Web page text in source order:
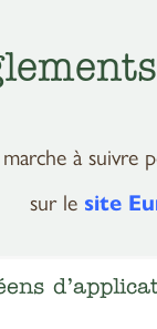
à suivre
sur le site